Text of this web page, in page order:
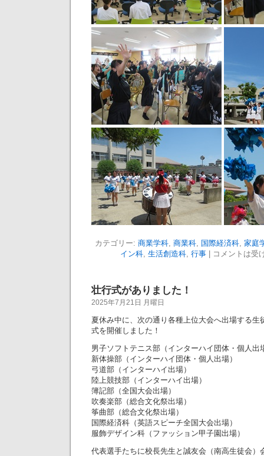
カテゴリー: 商業学科, 商業科, 国際経済科, 家庭
イン科, 生活創造科, 行事 コメントは受
壮行式がありました！
2025年7月21日 月曜日
夏休み中に、次の通り各種上位大会へ出場する生
式を開催しました！
男子ソフトテニス部（インターハイ団体・個人出
新体操部（インターハイ団体・個人出場）
弓道部（インターハイ出場）
陸上競技部（インターハイ出場）
簿記部（全国大会出場）
吹奏楽部（総合文化祭出場）
筝曲部（総合文化祭出場）
国際経済科（英語スピーチ全国大会出場）
服飾デザイン科（ファッション甲子園出場）
代表選手たちに校長先生と誠友会（南高生徒会）